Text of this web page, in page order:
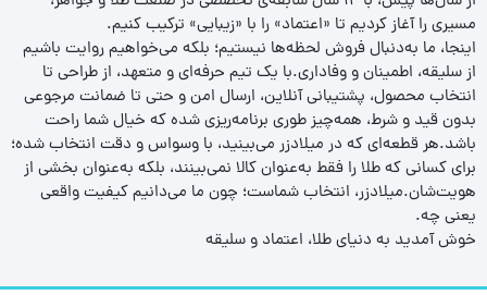
مسیری را آغاز کردیم تا «اعتماد» را با «زیبایی» ترکیب کنیم.
اینجا، ما به‌دنبال فروش لحظه‌ها نیستیم؛ بلکه می‌خواهیم روایت باشیم
از سلیقه، اطمینان و وفاداری.با یک تیم حرفه‌ای و متعهد، از طراحی تا
انتخاب محصول، پشتیبانی آنلاین، ارسال امن و حتی تا ضمانت مرجوعی
بدون قید و شرط، همه‌چیز طوری برنامه‌ریزی شده که خیال شما راحت
باشد.هر قطعه‌ای که در میلادزر می‌بینید، با وسواس و دقت انتخاب شده؛
برای کسانی که طلا را فقط به‌عنوان کالا نمی‌بینند، بلکه به‌عنوان بخشی از
هویت‌شان.میلادزر، انتخاب شماست؛ چون ما می‌دانیم کیفیت واقعی
یعنی چه.
خوش آمدید به دنیای طلا، اعتماد و سلیقه